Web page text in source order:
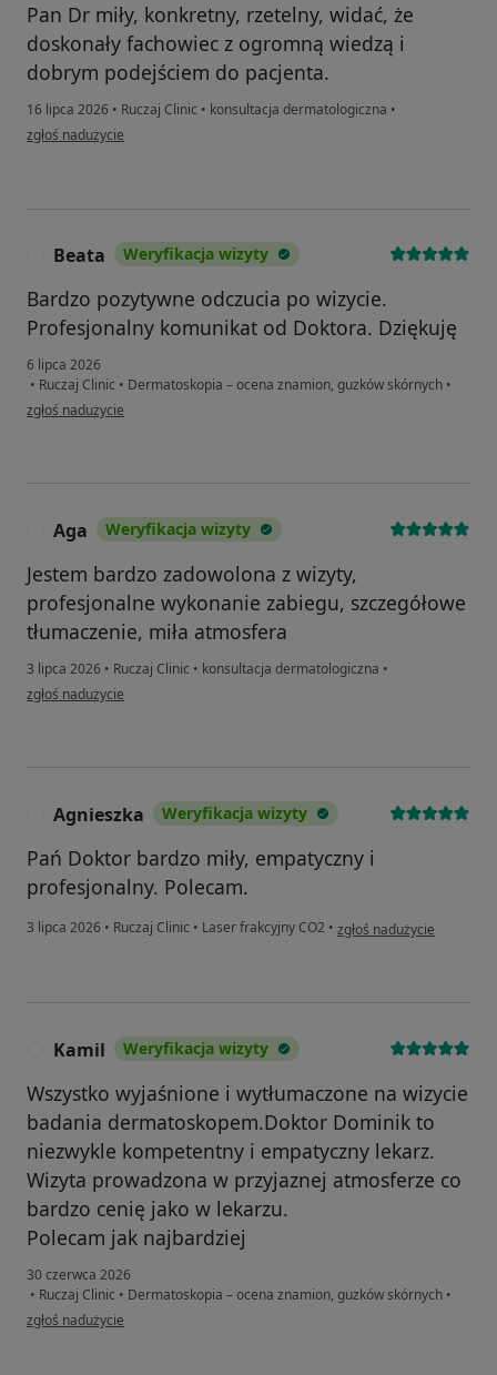
Pan Dr miły, konkretny, rzetelny, widać, że
doskonały fachowiec z ogromną wiedzą i
dobrym podejściem do pacjenta.
16 lipca 2026 • Ruczaj Clinic • konsultacja dermatologiczna •
w opinii użytkownika Dorota
zgłoś nadużycie
Beata Weryfikacja wizyty
Bardzo pozytywne odczucia po wizycie.
Profesjonalny komunikat od Doktora. Dziękuję
6 lipca 2026
• Ruczaj Clinic • Dermatoskopia – ocena znamion, guzków skórnych •
w opinii użytkownika Beata
zgłoś nadużycie
Aga Weryfikacja wizyty
Jestem bardzo zadowolona z wizyty,
profesjonalne wykonanie zabiegu, szczegółowe
tłumaczenie, miła atmosfera
3 lipca 2026 • Ruczaj Clinic • konsultacja dermatologiczna •
w opinii użytkownika Aga
zgłoś nadużycie
Agnieszka Weryfikacja wizyty
Pań Doktor bardzo miły, empatyczny i
profesjonalny. Polecam.
3 lipca 2026 • Ruczaj Clinic • Laser frakcyjny CO2 • w opinii użytkownika
zgłoś nadużycie
Kamil Weryfikacja wizyty
Wszystko wyjaśnione i wytłumaczone na wizycie
badania dermatoskopem.Doktor Dominik to
niezwykle kompetentny i empatyczny lekarz.
Wizyta prowadzona w przyjaznej atmosferze co
bardzo cenię jako w lekarzu.
Polecam jak najbardziej
30 czerwca 2026
• Ruczaj Clinic • Dermatoskopia – ocena znamion, guzków skórnych •
w opinii użytkownika Kamil
zgłoś nadużycie